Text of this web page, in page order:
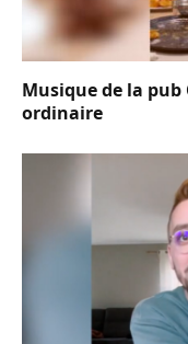
Musique de la
ordinaire